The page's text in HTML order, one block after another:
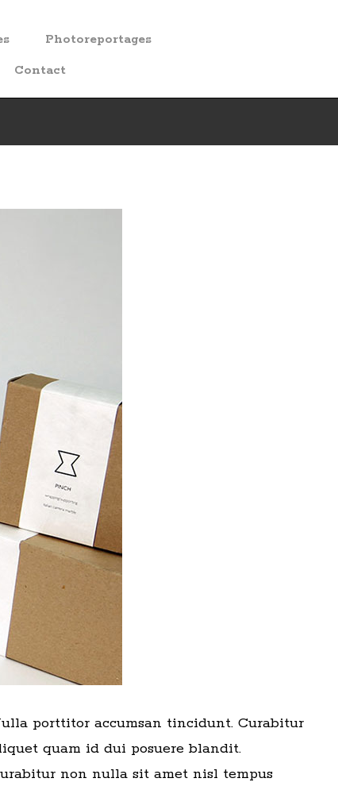
Photoreportages
Contact
porttitor accumsan tincidunt. Curabitur
quam id dui posuere blandit.
non nulla sit amet nisl tempus